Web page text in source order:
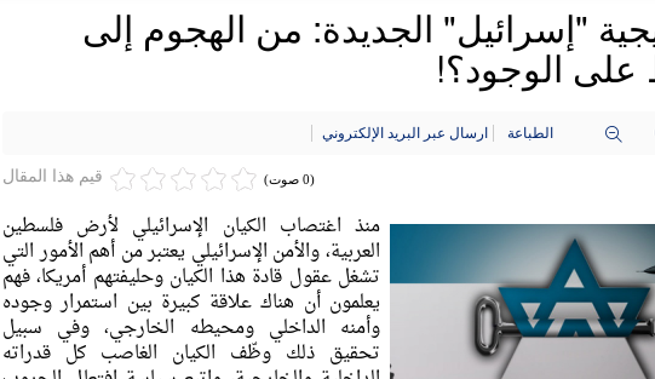
"إسرائيل" الجديدة: من الهجوم إلى
على الوجود؟!
الطباعة ارسال عبر البريد الإلكتروني
قيم هذا المقال (0 صوت)
منذ اغتصاب الكيان الإسرائيلي لأرض فلسطين
العربية، والأمن الإسرائيلي يعتبر من أهم الأمور التي
تشغل عقول قادة هذا الكيان وحليفتهم أمريكا، فهم
يعلمون أن هناك علاقة كبيرة بين استمرار وجوده
وأمنه الداخلي ومحيطه الخارجي، وفي سبيل
تحقيق ذلك وظّف الكيان الغاصب كل قدراته